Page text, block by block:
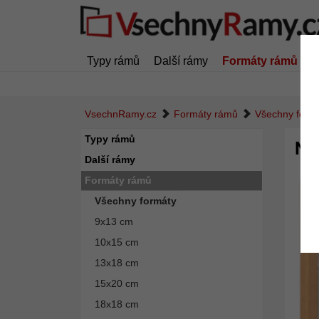
Typy rámů Další rámy Formáty rámů
VsechnRamy.cz Formáty rámů Všechny
Typy rámů
Další rámy
Formáty rámů
Všechny formáty
9x13 cm
10x15 cm
13x18 cm
15x20 cm
18x18 cm